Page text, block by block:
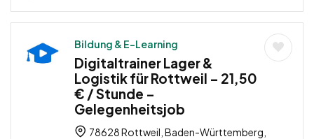
Bildung & E-Learning
Digitaltrainer Lager &
Logistik für Rottweil – 21,50
€ / Stunde –
Gelegenheitsjob
78628 Rottweil, Baden-Württemberg,